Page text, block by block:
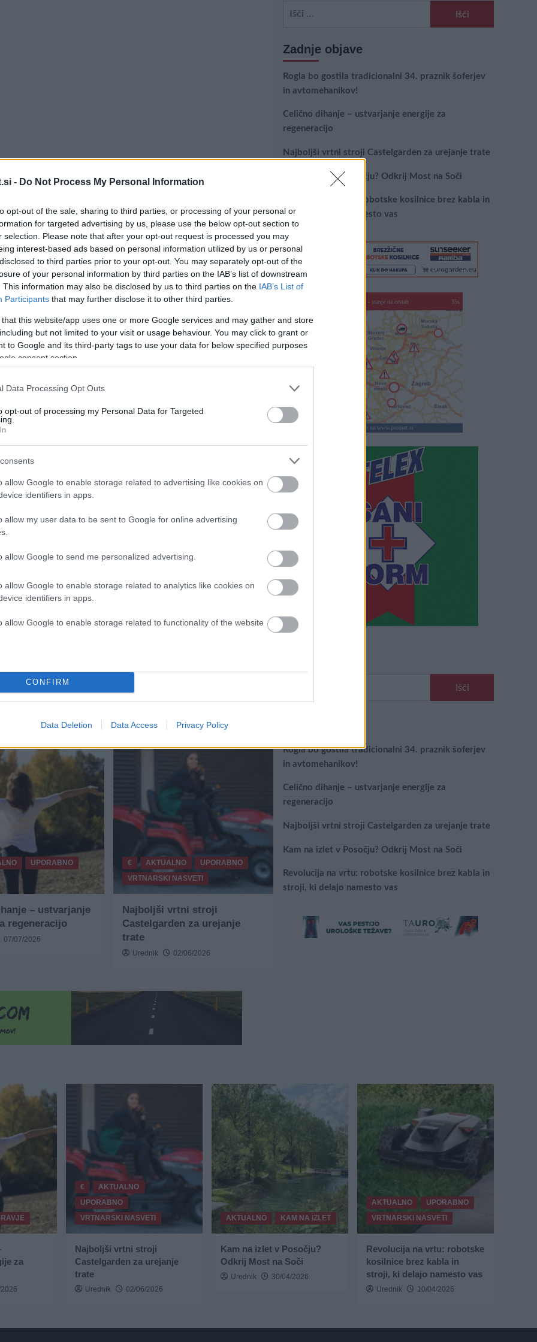
- Do Not Process My Personal Information
opt-out of the sale, sharing to third parties, or processing of your personal or
for targeted advertising by us, please use the below opt-out section to
selection. Please note that after your opt-out request is processed you may
interest-based ads based on personal information utilized by us or personal
to third parties prior to your opt-out. You may separately opt-out of the
of your personal information by third parties on the IAB’s list of downstream
This information may also be disclosed by us to third parties on the IAB’s List of
Participants that may further disclose it to other third parties.
that this website/app uses one or more Google services and may gather and store
but not limited to your visit or usage behaviour. You may click to grant or
to Google and its third-party tags to use your data for below specified purposes
consent section.
Data Processing Opt Outs
opt-out of processing my Personal Data for Targeted
allow Google to enable storage related to advertising like cookies on
identifiers in apps.
allow my user data to be sent to Google for online advertising
allow Google to send me personalized advertising.
allow Google to enable storage related to analytics like cookies on
identifiers in apps.
allow Google to enable storage related to functionality of the website
CONFIRM
Data Deletion Data Access Privacy Policy
dan
praznovala svoj 38. rojstni dan. Številni oboževalci
sprašujejo, ali je Žagarjeva noseča. Spet drugi
Žagar le pripravlja novo pesem, po vsej verjetnosti
v vsakem primeru pa čestitke Tanji.
želim!”
UPORABNO
– ustvarjanje
regeneracijo
07/07/2026
€ AKTUALNO
UPORABNO
VRTNARSKI NASVETI
Najboljši vrtni stroji
Castelgarden za urejanje
trate
Urednik 02/06/2026
Zadnje objave
Rogla bo gostila tradicionalni 34. praznik šoferjev
in avtomehanikov!
Celično dihanje – ustvarjanje energije za
regeneracijo
Najboljši vrtni stroji Castelgarden za urejanje trate
Kam na izlet v Posočju? Odkrij Most na Soči
Revolucija na vrtu: robotske kosilnice brez kabla in
stroji, ki delajo namesto vas
SLO - stanje na cestah 35s
klikni za vstop na www.promet.si
Rogla bo gostila tradicionalni 34. praznik šoferjev
in avtomehanikov!
Celično dihanje – ustvarjanje energije za
regeneracijo
Najboljši vrtni stroji Castelgarden za urejanje trate
Kam na izlet v Posočju? Odkrij Most na Soči
Revolucija na vrtu: robotske kosilnice brez kabla in
stroji, ki delajo namesto vas
za
€
AKTUALNO
UPORABNO
VRTNARSKI NASVETI
Najboljši vrtni stroji
Castelgarden za urejanje
trate
Urednik 02/06/2026
AKTUALNO KAM NA IZLET
Kam na izlet v Posočju?
Odkrij Most na Soči
Urednik 30/04/2026
AKTUALNO
UPORABNO
VRTNARSKI NASVETI
Revolucija na vrtu: robotske
kosilnice brez kabla in
stroji, ki delajo namesto vas
Urednik 10/04/2026